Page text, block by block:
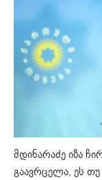
მდინარაძე იზა
გაავრცელა, ეს